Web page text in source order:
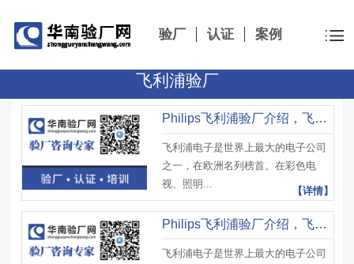
验厂 认证 案例
飞利浦验厂
Philips飞利浦验厂介绍，飞利浦验厂审核流程及注意事项
飞利浦电子是世界上最大的电子公司
之一，在欧洲名列榜首。在彩色电
视、照明...
【详情】
Philips飞利浦验厂介绍，飞利浦验厂标准及注意事项
飞利浦电子是世界上最大的电子公司